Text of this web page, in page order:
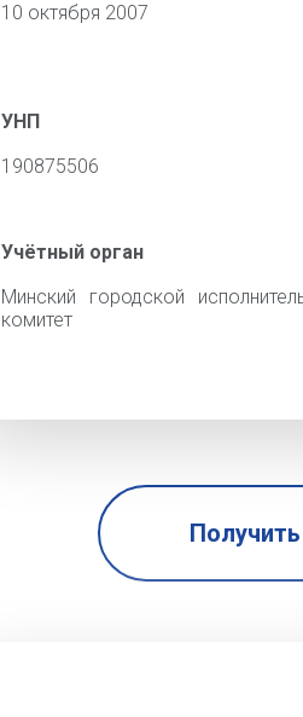
10 октября 2007
УНП
190875506
Учётный орган
Минский городской
комитет